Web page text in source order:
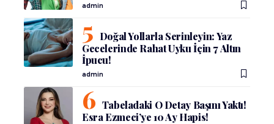
admin
Doğal Yollarla Serinleyin: Yaz
Gecelerinde Rahat Uyku İçin 7 Altın
İpucu!
admin
Tabeladaki O Detay Başını Yaktı!
Esra Ezmeci’ye 10 Ay Hapis!